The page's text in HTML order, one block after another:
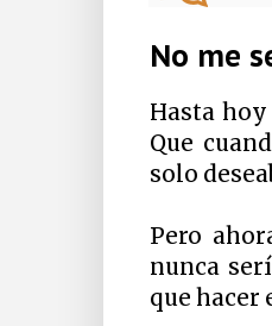
No me
Hasta
Que
solo
Pero
nunca
que hacer